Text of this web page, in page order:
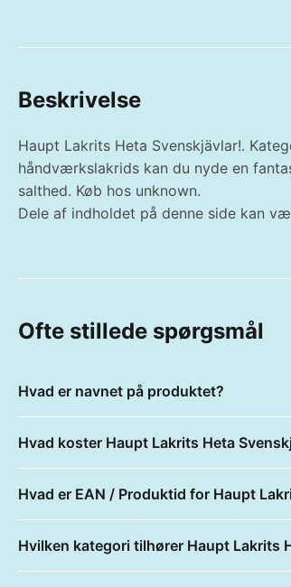
Beskrivelse
Haupt Lakrits Heta Svenskjävlar!.
håndværkslakrids kan du nyde en
salthed. Køb hos unknown.
Dele af indholdet på denne side kan
Ofte stillede spørgsmål
Hvad er navnet på produktet?
Hvad koster Haupt Lakrits Heta
Hvad er EAN / Produktid for Haupt
Hvilken kategori tilhører Haupt Lakrits